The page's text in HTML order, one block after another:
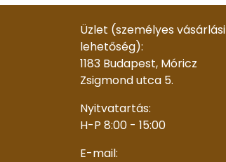
Üzlet (személyes vásárlási
lehetőség):
1183 Budapest, Móricz
Zsigmond utca 5.
Nyitvatartás:
H-P 8:00 - 15:00
E-mail: